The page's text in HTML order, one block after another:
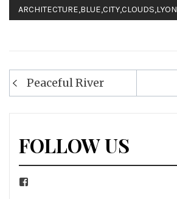
ARCHITECTURE,BLUE,CITY,CLOUDS,LYON
Navigation
de
Peaceful River
FOLLOW US
Facebook